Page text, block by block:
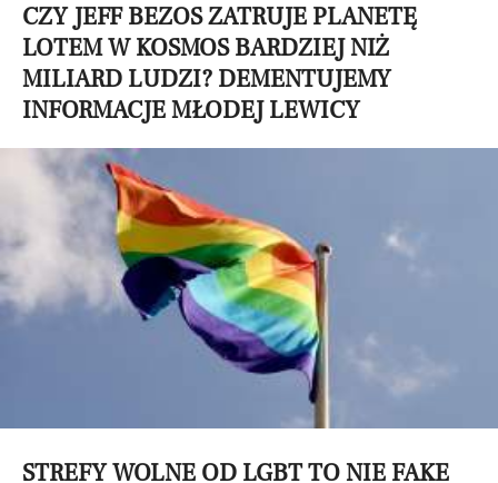
CZY JEFF BEZOS ZATRUJE PLANETĘ
LOTEM W KOSMOS BARDZIEJ NIŻ
MILIARD LUDZI? DEMENTUJEMY
INFORMACJE MŁODEJ LEWICY
STREFY WOLNE OD LGBT TO NIE FAKE